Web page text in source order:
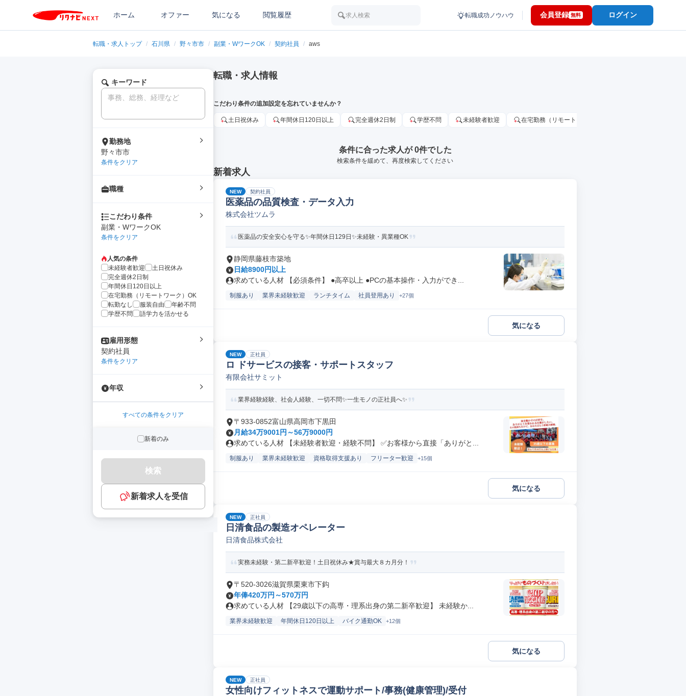
ホーム オファー 気になる 閲覧履歴 求人検索 転職成功ノウハウ 会員登録 無料 ログイン
転職・求人トップ / 石川県 / 野々市市 / 副業・WワークOK / 契約社員 / aws
キーワード
勤務地
野々市市
条件をクリア
職種
こだわり条件
副業・WワークOK
条件をクリア
人気の条件
未経験者歓迎
土日祝休み
完全週休2日制
年間休日120日以上
在宅勤務（リモートワーク）OK
転勤なし
服装自由
年齢不問
学歴不問
語学力を活かせる
雇用形態
契約社員
条件をクリア
年収
すべての条件をクリア
新着のみ
検索
新着求人を受信
転職・求人情報
こだわり条件の追加設定を忘れていませんか？
土日祝休み 年間休日120日以上 完全週休2日制 学歴不問 未経験者歓迎 在宅勤務（リモートワーク）OK
条件に合った求人が 0件でした
検索条件を緩めて、再度検索してください
新着求人
NEW 契約社員
医薬品の品質検査・データ入力
株式会社ツムラ
医薬品の安全安心を守る✨年間休日129日✨未経験・異業種OK
静岡県藤枝市築地
日給8900円以上
求めている人材 【必須条件】 ●高卒以上 ●PCの基本操作・入力ができ...
制服あり 業界未経験歓迎 ランチタイム 社員登用あり +27個
気になる
NEW 正社員
ロ ドサービスの接客・サポートスタッフ
有限会社サミット
業界経験経験、社会人経験、一切不問✨一生モノの正社員へ✨
〒933-0852富山県高岡市下黒田
月給34万9001円～56万9000円
求めている人材 【未経験者歓迎・経験不問】 ✅お客様から直接「ありがと...
制服あり 業界未経験歓迎 資格取得支援あり フリーター歓迎 +15個
気になる
NEW 正社員
日清食品の製造オペレーター
日清食品株式会社
実務未経験・第二新卒歓迎！土日祝休み★賞与最大８カ月分！
〒520-3026滋賀県栗東市下鈎
年俸420万円～570万円
求めている人材 【29歳以下の高専・理系出身の第二新卒歓迎】 未経験か...
業界未経験歓迎 年間休日120日以上 バイク通勤OK +12個
気になる
NEW 正社員
女性向けフィットネスで運動サポート/事務(健康管理)/受付